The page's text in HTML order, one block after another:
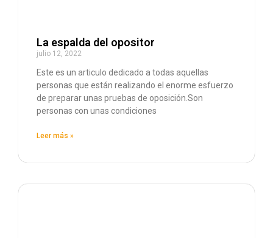
La espalda del opositor
julio 12, 2022
Este es un articulo dedicado a todas aquellas
personas que están realizando el enorme esfuerzo
de preparar unas pruebas de oposición.Son
personas con unas condiciones
Leer más »